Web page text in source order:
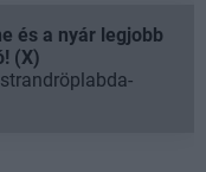
és a nyár legjobb
(X)